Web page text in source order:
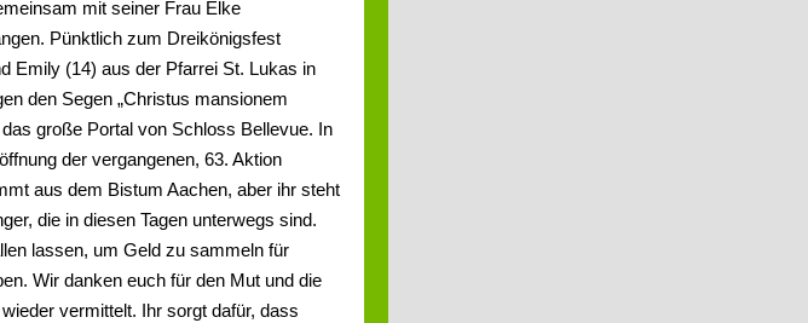
mit seiner Frau Elke
Pünktlich zum Dreikönigsfest
Emily (14) aus der Pfarrei St. Lukas in
den Segen „Christus mansionem
große Portal von Schloss Bellevue. In
der vergangenen, 63. Aktion
aus dem Bistum Aachen, aber ihr steht
die in diesen Tagen unterwegs sind.
lassen, um Geld zu sammeln für
Wir danken euch für den Mut und die
vermittelt. Ihr sorgt dafür, dass